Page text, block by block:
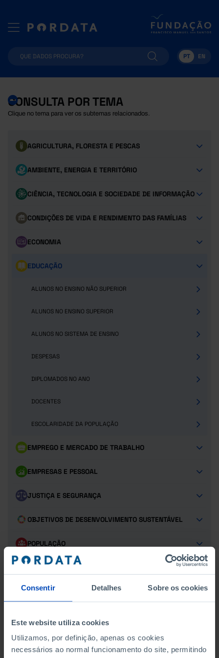
Consentir Detalhes Sobre os cookies
Este website utiliza cookies
Utilizamos, por definição, apenas os cookies
necessários ao normal funcionamento do site, permitindo
PT EN
CONSULTA POR TEMA
Clique no tema para ver os subtemas relacionados.
AGRICULTURA, FLORESTA E PESCAS
AMBIENTE, ENERGIA E TERRITÓRIO
CIÊNCIA, TECNOLOGIA E SOCIEDADE DE INFORMAÇÃO
CONDIÇÕES DE VIDA E RENDIMENTO DAS FAMÍLIAS
ECONOMIA
EDUCAÇÃO
ALUNOS NO ENSINO NÃO SUPERIOR
ALUNOS NO ENSINO SUPERIOR
ALUNOS NO SISTEMA DE ENSINO
DESPESAS
DIPLOMADOS NO ANO
DOCENTES
ESCOLARIDADE DA POPULAÇÃO
EMPREGO E MERCADO DE TRABALHO
EMPRESAS E PESSOAL
JUSTIÇA E SEGURANÇA
OBJETIVOS DE DESENVOLVIMENTO SUSTENTÁVEL
POPULAÇÃO
PROTEÇÃO SOCIAL
SAÚDE
TURISMO